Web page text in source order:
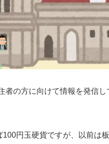
の方に向けて情報を発信し
円玉硬貨ですが、以前は